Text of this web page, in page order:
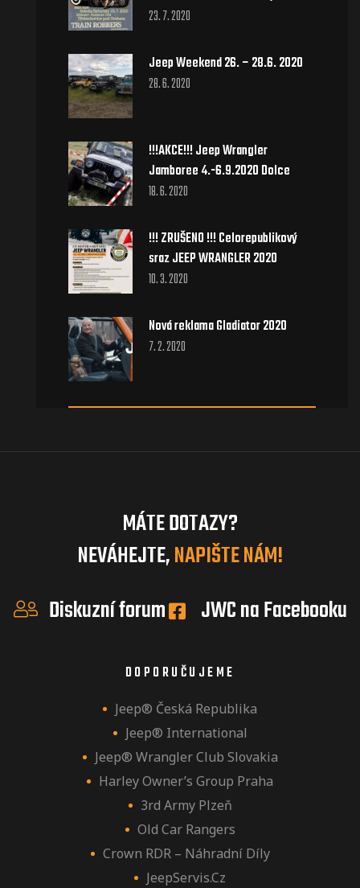
23. 7. 2020
Jeep Weekend 26. – 28.6. 2020
28. 6. 2020
!!!AKCE!!! Jeep Wrangler
Jamboree 4.-6.9.2020 Dolce
18. 6. 2020
!!! ZRUŠENO !!! Celorepublikový
sraz JEEP WRANGLER 2020
10. 3. 2020
Nová reklama Gladiator 2020
7. 2. 2020
MÁTE DOTAZY?
NEVÁHEJTE,NAPIŠTE NÁM!
Diskuzní forum
JWC na Facebooku
DOPORUČUJEME
Jeep® Česká Republika
Jeep® International
Jeep® Wrangler Club Slovakia
Harley Owner’s Group Praha
3rd Army Plzeň
Old Car Rangers
Crown RDR – Náhradní Díly
JeepServis.cz